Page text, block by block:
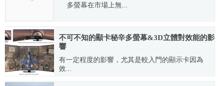
多螢幕在市場上無...
不可不知的顯卡秘辛多螢幕&3D立體對效能的影
響
有一定程度的影響，尤其是較入門的顯示卡因為
效...
2011.12.21